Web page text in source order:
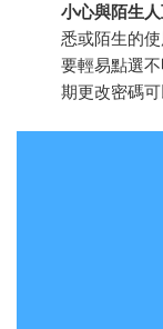
小心與陌生
悉或陌生的
要輕易點選
期更改密碼